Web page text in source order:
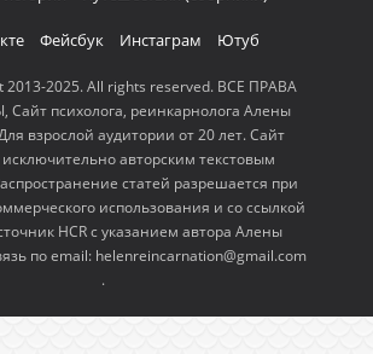
Фейсбук Инстаграм Ютуб
2013-2025. All rights reserved. ВСЕ ПРАВА
психолога, реинкарнолога Алены
взрослой аудитории от 20 лет. Сайт
авторским текстовым
статей разрешается при
использования и со ссылкой
HCR с указанием автора Алены
по email: helenreincarnation@gmail.com
.